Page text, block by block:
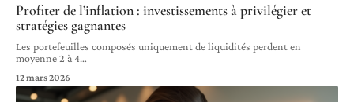
Profiter de l’inflation : investissements à privilégier et
stratégies gagnantes
Les portefeuilles composés uniquement de liquidités perdent en
moyenne 2 à 4…
12 mars 2026